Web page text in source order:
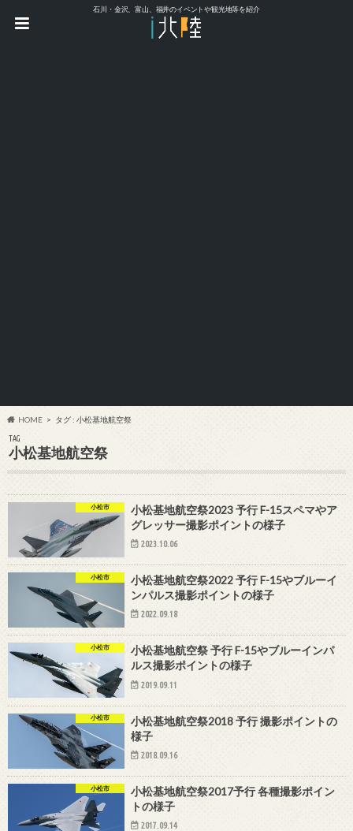
石川・金沢、富山、福井のイベントや観光地等を紹介
HOME タグ : 小松基地航空祭
TAG
小松基地航空祭
小松市
小松基地航空祭2023 予行 F-15スペマやア
グレッサー撮影ポイントの様子
2023.10.06
小松市
小松基地航空祭2022 予行 F-15やブルーイ
ンパルス撮影ポイントの様子
2022.09.18
小松市
小松基地航空祭 予行 F-15やブルーインパ
ルス撮影ポイントの様子
2019.09.11
小松市
小松基地航空祭2018 予行 撮影ポイントの
様子
2018.09.16
小松市
小松基地航空祭2017予行 各種撮影ポイン
トの様子
2017.09.14